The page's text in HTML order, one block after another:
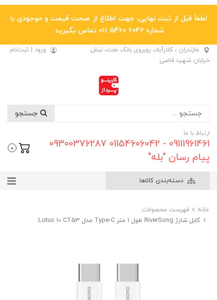
لطفاً قبل از ثبت نهایی، جهت اطلاع از صحت قیمت و موجودی با
شماره 6042 5460 011 تماس بگیرید.
مازندران ، کلارآباد، روبروی بانک ملت، نبش
خیابان شهید قاضی
ورود | ثبت‌نام
ارتباط با ما
09111961461 - 01154606042 09300376287
پیام رسان "بله"
0
دسته‌بندی کالاها
خانه
فهرست محصولات
کابل شارژ RiverSong طول 1 متر Type-C مدل Lotus 10 CT53